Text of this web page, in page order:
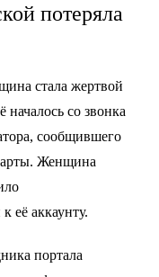
потеряла
стала жертвой
со звонка
сообщившего
Женщина
её аккаунту.
портала